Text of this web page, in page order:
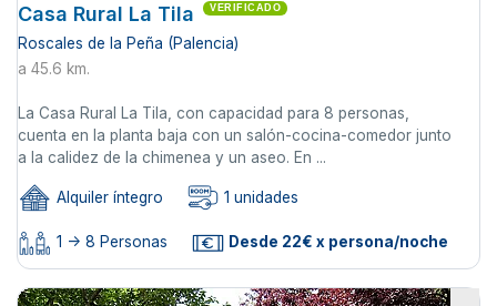
Casa Rural La Tila VERIFICADO
Roscales de la Peña (Palencia)
a 45.6 km.
La Casa Rural La Tila, con capacidad para 8 personas,
cuenta en la planta baja con un salón-cocina-comedor junto
a la calidez de la chimenea y un aseo. En ...
Alquiler íntegro 1 unidades
1 -> 8 Personas Desde 22€ x persona/noche